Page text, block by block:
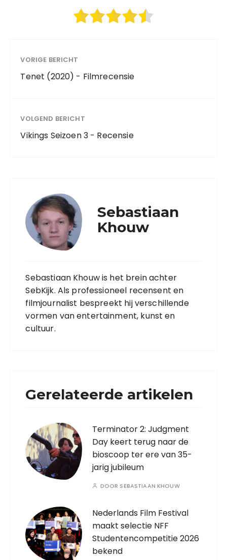
VORIGE BERICHT
Tenet (2020) - Filmrecensie
VOLGEND BERICHT
Vikings Seizoen 3 - Recensie
Sebastiaan
Khouw
Sebastiaan Khouw is het brein achter
SebKijk. Als professioneel recensent en
filmjournalist bespreekt hij verschillende
vormen van entertainment, kunst en
cultuur.
Gerelateerde artikelen
Terminator 2: Judgment
Day keert terug naar de
bioscoop ter ere van 35-
jarig jubileum
DOOR SEBASTIAAN KHOUW
Nederlands Film Festival
maakt selectie NFF
Studentencompetitie 2026
bekend